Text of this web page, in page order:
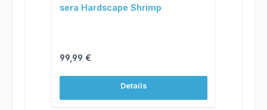
sera Hardscape Shrimp
Regulärer Preis:
99,99 €
Details